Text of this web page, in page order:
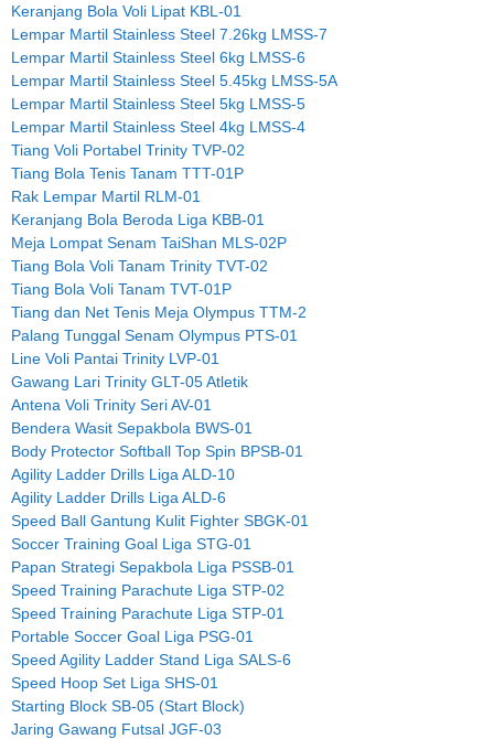
Keranjang Bola Voli Lipat KBL-01
Lempar Martil Stainless Steel 7.26kg LMSS-7
Lempar Martil Stainless Steel 6kg LMSS-6
Lempar Martil Stainless Steel 5.45kg LMSS-5A
Lempar Martil Stainless Steel 5kg LMSS-5
Lempar Martil Stainless Steel 4kg LMSS-4
Tiang Voli Portabel Trinity TVP-02
Tiang Bola Tenis Tanam TTT-01P
Rak Lempar Martil RLM-01
Keranjang Bola Beroda Liga KBB-01
Meja Lompat Senam TaiShan MLS-02P
Tiang Bola Voli Tanam Trinity TVT-02
Tiang Bola Voli Tanam TVT-01P
Tiang dan Net Tenis Meja Olympus TTM-2
Palang Tunggal Senam Olympus PTS-01
Line Voli Pantai Trinity LVP-01
Gawang Lari Trinity GLT-05 Atletik
Antena Voli Trinity Seri AV-01
Bendera Wasit Sepakbola BWS-01
Body Protector Softball Top Spin BPSB-01
Agility Ladder Drills Liga ALD-10
Agility Ladder Drills Liga ALD-6
Speed Ball Gantung Kulit Fighter SBGK-01
Soccer Training Goal Liga STG-01
Papan Strategi Sepakbola Liga PSSB-01
Speed Training Parachute Liga STP-02
Speed Training Parachute Liga STP-01
Portable Soccer Goal Liga PSG-01
Speed Agility Ladder Stand Liga SALS-6
Speed Hoop Set Liga SHS-01
Starting Block SB-05 (Start Block)
Jaring Gawang Futsal JGF-03